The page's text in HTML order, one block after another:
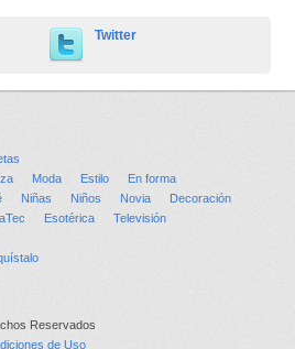
Twitter
Moda Estilo
En forma
Niñas Niños Novia
Decoración
Esotérica
Televisión
Reservados
de Uso